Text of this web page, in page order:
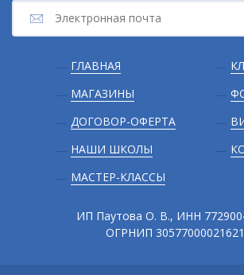
Подвал
ГЛАВНАЯ
МАГАЗИНЫ
ДОГОВОР-ОФЕРТА
НАШИ ШКОЛЫ
МАСТЕР-КЛАССЫ
ИП Паутова О. В., ИНН
ОГРНИП